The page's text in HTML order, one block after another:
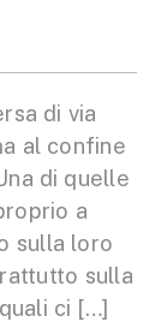
di via
al confine
di quelle
a
sulla loro
sulla
ci […]